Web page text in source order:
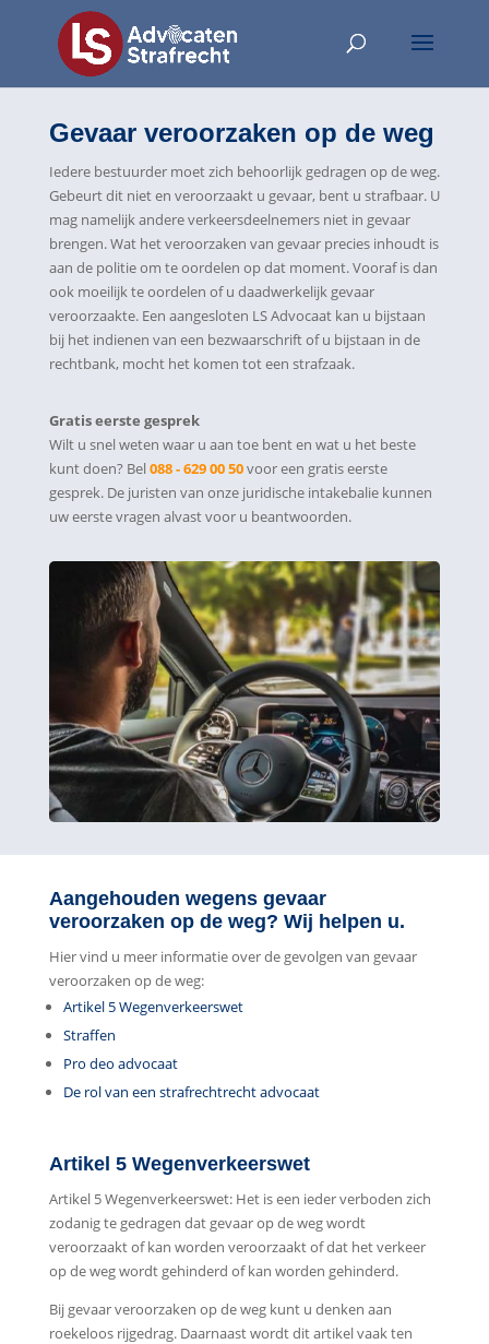
Gevaar veroorzaken op de weg
Iedere bestuurder moet zich behoorlijk gedragen op de weg.
Gebeurt dit niet en veroorzaakt u gevaar, bent u strafbaar. U
mag namelijk andere verkeersdeelnemers niet in gevaar
brengen. Wat het veroorzaken van gevaar precies inhoudt is
aan de politie om te oordelen op dat moment. Vooraf is dan
ook moeilijk te oordelen of u daadwerkelijk gevaar
veroorzaakte. Een aangesloten LS Advocaat kan u bijstaan
bij het indienen van een bezwaarschrift of u bijstaan in de
rechtbank, mocht het komen tot een strafzaak.
Gratis eerste gesprek
Wilt u snel weten waar u aan toe bent en wat u het beste
kunt doen? Bel088 - 629 00 50voor een gratis eerste
gesprek. De juristen van onze juridische intakebalie kunnen
uw eerste vragen alvast voor u beantwoorden.
Aangehouden wegens gevaar
veroorzaken op de weg? Wij helpen u.
Hier vind u meer informatie over de gevolgen van gevaar
veroorzaken op de weg:
Artikel 5 Wegenverkeerswet
Straffen
Pro deo advocaat
De rol van een strafrechtrecht advocaat
Artikel 5 Wegenverkeerswet
Artikel 5 Wegenverkeerswet: Het is een ieder verboden zich
zodanig te gedragen dat gevaar op de weg wordt
veroorzaakt of kan worden veroorzaakt of dat het verkeer
op de weg wordt gehinderd of kan worden gehinderd.
Bij gevaar veroorzaken op de weg kunt u denken aan
roekeloos rijgedrag. Daarnaast wordt dit artikel vaak ten